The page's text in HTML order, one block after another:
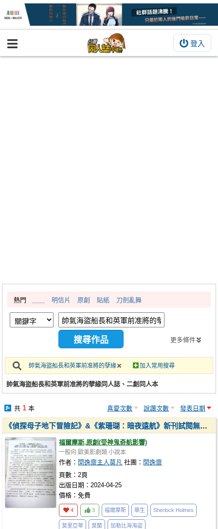
登入
BOOKY書集倉庫
繪圖藝廊
交流中心
攤位轉讓區
會員中心
註冊會員
熱門 明信片 原創 貼紙 刀劍亂舞
更多條件
帥氣海盜船長和英軍前准將的孽緣 加入常用搜尋
帥氣海盜船長和英軍前准將的孽緣同人誌、二創同人本
共 1本 喜愛次數 說讚次數 發表日期
《偵探母子地下冒險記》&《紫珊瑚：暗夜遠航》新刊試閱無料小報
福爾摩斯,原創(受神鬼奇航影響)
一般向 歐美影劇類 小說本
作者： 閒逸齋主人莫凡 社團： 閒逸齋
頁數：2頁
出版日期：2024-04-25
價格：免費
4 3 福爾摩斯 華生 Sherlock Holmes
莫里亞蒂 莫蘭 加勒比海海盜